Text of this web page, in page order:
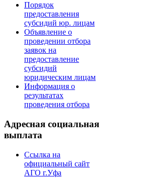
Порядок
предоставления
субсидий юр. лицам
Объявление о
проведении отбора
заявок на
предоставление
субсидий
юридическим лицам
Информация о
результатах
проведения отбора
Адресная социальная
выплата
Ссылка на
официальный сайт
АГО г.Уфа